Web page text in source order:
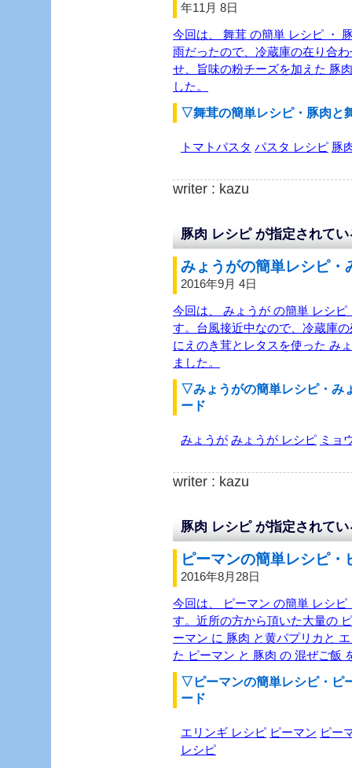
年11月 8日
今回は、 舞茸 の簡単 レシピ ・
雨だったので、冷蔵庫の在り合
せ、旨味の粉チーズを加えた 豚
した。
▽舞茸の簡単レシピ・豚肉と
トマトパスタ パスタ レシピ 豚
writer : kazu
豚肉 レシピ が指定されて
みょうがの簡単レシピ・
2016年9月 4日
今回は、 みょうが の簡単 レシ
す。台風接近中なので、冷蔵庫
にえのき茸とレタスを使った み
ました。
▽みょうがの簡単レシピ・み
ード
みょうが みょうが レシピ ミョ
writer : kazu
豚肉 レシピ が指定されて
ピーマンの簡単レシピ
2016年8月28日
今回は、 ピーマン の簡単 レシ
す。近所の方から頂いた大量の
ーマン に 豚肉 と黄パプリカと
た ピーマン と 豚肉 の 混ぜご飯
▽ピーマンの簡単レシピ・ピ
ード
エリンギ レシピ ピーマン ピー
レシピ